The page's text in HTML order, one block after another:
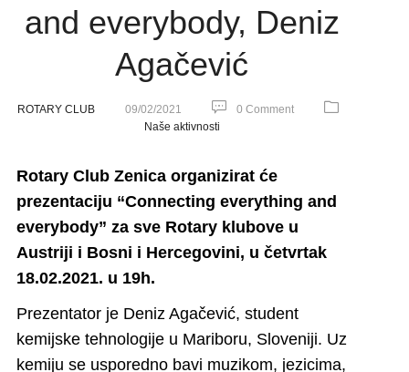
and everybody, Deniz
Agačević
ROTARY CLUB 09/02/2021
0 Comment
Naše aktivnosti
Rotary Club Zenica organizirat će
prezentaciju “Connecting everything and
everybody” za sve Rotary klubove u
Austriji i Bosni i Hercegovini, u četvrtak
18.02.2021. u 19h.
Prezentator je Deniz Agačević, student
kemijske tehnologije u Mariboru, Sloveniji. Uz
kemiju se usporedno bavi muzikom, jezicima,